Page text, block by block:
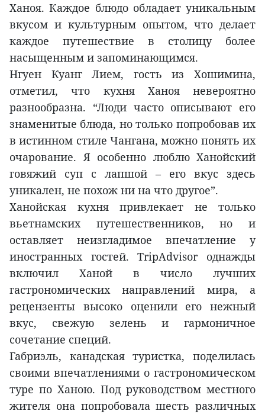
Ханоя. Каждое блюдо обладает уникальным
вкусом и культурным опытом, что делает
каждое путешествие в столицу более
насыщенным и запоминающимся.
Нгуен Куанг Лием, гость из Хошимина,
отметил, что кухня Ханоя невероятно
разнообразна. “Люди часто описывают его
знаменитые блюда, но только попробовав их
в истинном стиле Чангана, можно понять их
очарование. Я особенно люблю Ханойский
говяжий суп с лапшой – его вкус здесь
уникален, не похож ни на что другое”.
Ханойская кухня привлекает не только
вьетнамских путешественников, но и
оставляет неизгладимое впечатление у
иностранных гостей. TripAdvisor однажды
включил Ханой в число лучших
гастрономических направлений мира, а
рецензенты высоко оценили его нежный
вкус, свежую зелень и гармоничное
сочетание специй.
Габриэль, канадская туристка, поделилась
своими впечатлениями о гастрономическом
туре по Ханою. Под руководством местного
жителя она попробовала шесть различных